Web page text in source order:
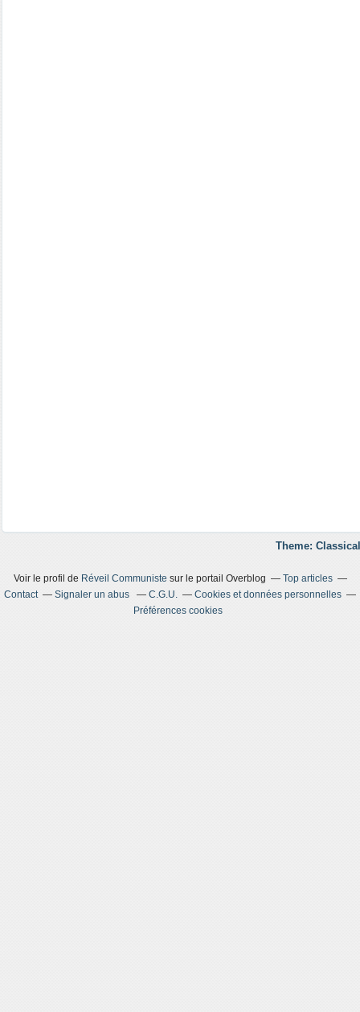
Theme:
Voir le profil de Réveil Communiste sur le portail Overblog
Top articles
Contact
Signaler un abus C.G.U.
Cookies et données personnelles
Préférences cookies